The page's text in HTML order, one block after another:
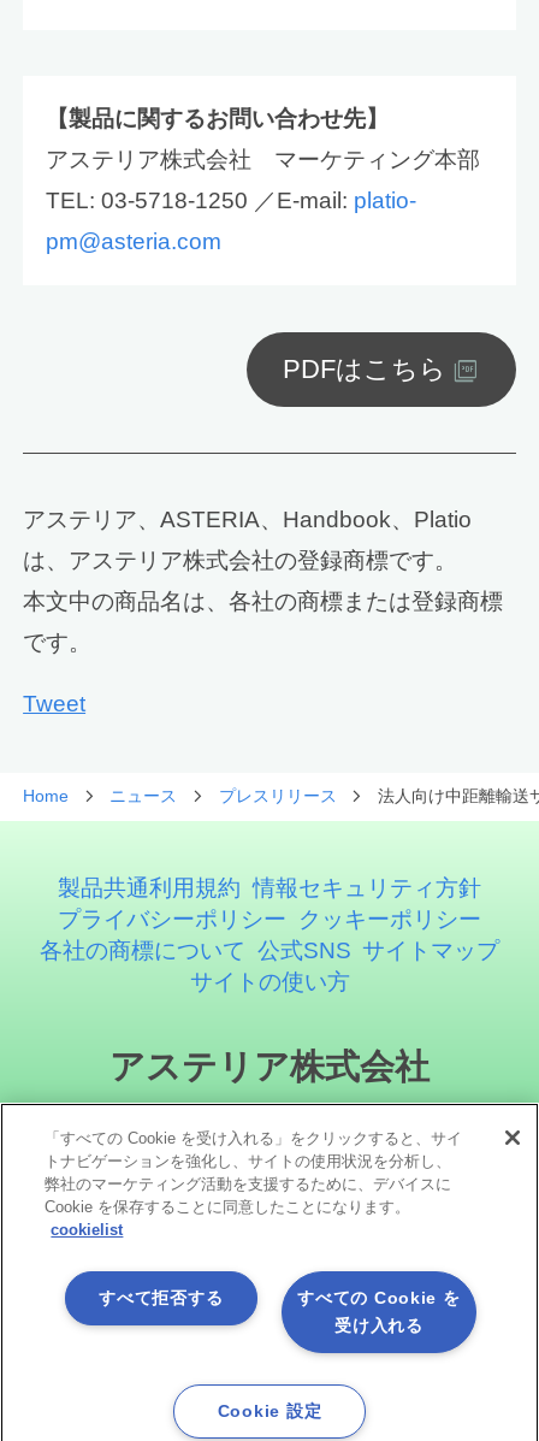
【製品に関するお問い合わせ先】
アステリア株式会社 マーケティング本部
TEL: 03-5718-1250 ／E-mail: platio-
pm@asteria.com
PDFはこちら
アステリア、ASTERIA、Handbook、Platio
は、アステリア株式会社の登録商標です。
本文中の商品名は、各社の商標または登録商標
です。
Tweet
Home ニュース プレスリリース 法人向け中距離輸送
製品共通利用規約 情報セキュリティ方針
プライバシーポリシー
クッキーポリシー
各社の商標について 公式SNS サイトマップ
サイトの使い方
アステリア株式会社
ソーシャルメディア
Copyright©1998 -2026 Asteria Corporation. All Rights Reserved.
「すべての Cookie を受け入れる」をクリックすると、サイ
トナビゲーションを強化し、サイトの使用状況を分析し、
弊社のマーケティング活動を支援するために、デバイスに
Cookie を保存することに同意したことになります。
cookielist
すべての Cookie を
受け入れる
すべて拒否する
Cookie 設定